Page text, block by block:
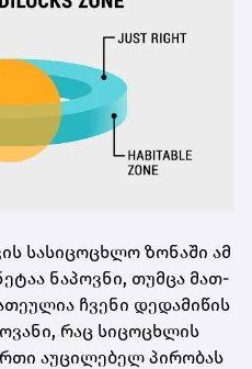
სა­სი­ცო­ცხლო ზო­ნა­ში ამ
ნა­პოვ­ნი, თუმ­ცა მათ­
ჩვე­ნი დე­და­მი­წის
რაც სი­ცო­ცხლის
აუ­ცი­ლე­ბელ პი­რო­ბას